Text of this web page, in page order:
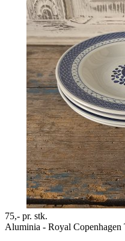
75,- pr. stk.
Aluminia - Royal Copenhagen